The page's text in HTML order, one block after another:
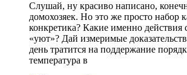
Слушай, ну красиво написано,
домохозяек. Но это же просто набор
конкретика? Какие именно действия
«уют»? Дай измеримые
день тратится на поддержание
температура в